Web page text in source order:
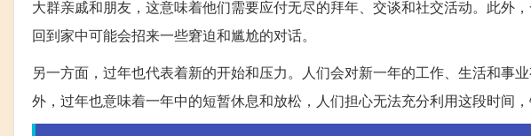
大群亲戚和朋友，这意味着他们需要应付无尽的拜年、交谈和社交活动。此外
回到家中可能会招来一些窘迫和尴尬的对话。
另一方面，过年也代表着新的开始和压力。人们会对新一年的工作、生活和事
外，过年也意味着一年中的短暂休息和放松，人们担心无法充分利用这段时间